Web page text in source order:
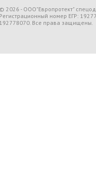
© 2026 - ООО"Европротект"
Регистрационный номер ЕГР:
192778070. Все права защищены.